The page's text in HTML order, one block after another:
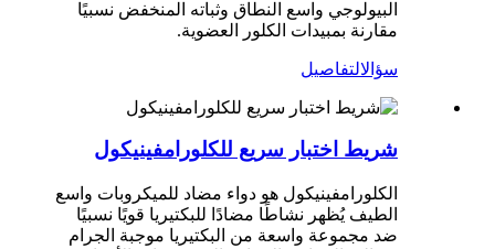
البيولوجي واسع النطاق وثباته المنخفض نسبيًا
مقارنة بمبيدات الكلور العضوية.
سؤالالتفاصيل
شريط اختبار سريع للكلورامفينيكول
الكلورامفينيكول هو دواء مضاد للميكروبات واسع
الطيف يُظهر نشاطًا مضادًا للبكتيريا قويًا نسبيًا
ضد مجموعة واسعة من البكتيريا موجبة الجرام